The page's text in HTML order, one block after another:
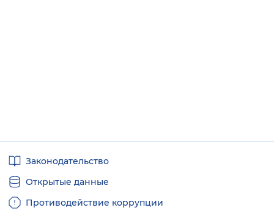
ссылкиЗаконодательство
Открытые данные
Противодействие коррупции